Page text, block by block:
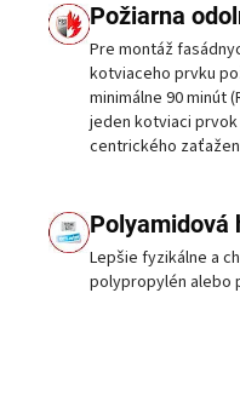
Požiarna
Pre montáž
kotviaceho prvku
minimálne 90 minút
jeden kotviaci prvok
centrického
Polyamidová
Lepšie fyzikálne a
polypropylén alebo